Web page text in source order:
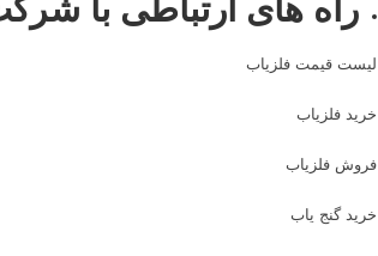
راه های ارتباطی با
لیست قیمت فلزیاب
خرید فلزیاب
فروش فلزیاب
خرید گنج یاب